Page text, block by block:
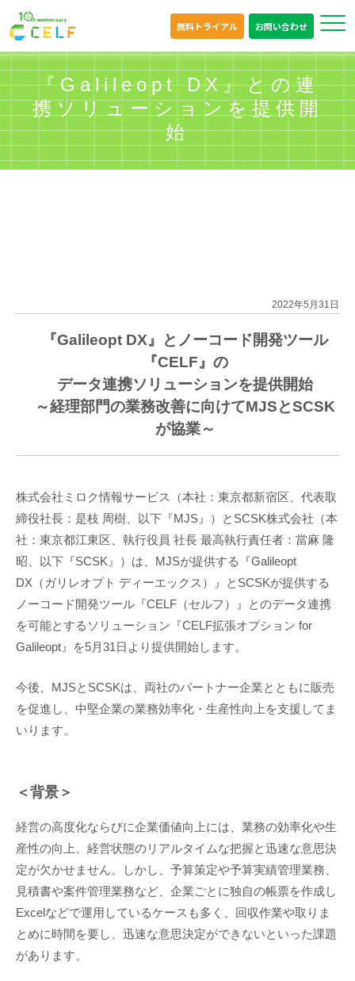
無料トライアル お問い合わせ
『Galileopt DX』との連
携ソリューションを提供開
始
2022年5月31日
『Galileopt DX』とノーコード開発ツール
『CELF』の
データ連携ソリューションを提供開始
～経理部門の業務改善に向けてMJSとSCSK
が協業～
株式会社ミロク情報サービス（本社：東京都新宿区、代表取
締役社長：是枝 周樹、以下『MJS』）とSCSK株式会社（本
社：東京都江東区、執行役員 社長 最高執行責任者：當麻 隆
昭、以下『SCSK』）は、MJSが提供する『Galileopt
DX（ガリレオプト ディーエックス）』とSCSKが提供する
ノーコード開発ツール『CELF（セルフ）』とのデータ連携
を可能とするソリューション『CELF拡張オプション for
Galileopt』を5月31日より提供開始します。
今後、MJSとSCSKは、両社のパートナー企業とともに販売
を促進し、中堅企業の業務効率化・生産性向上を支援してま
いります。
＜背景＞
経営の高度化ならびに企業価値向上には、業務の効率化や生
産性の向上、経営状態のリアルタイムな把握と迅速な意思決
定が欠かせません。しかし、予算策定や予算実績管理業務、
見積書や案件管理業務など、企業ごとに独自の帳票を作成し
Excelなどで運用しているケースも多く、回収作業や取りま
とめに時間を要し、迅速な意思決定ができないといった課題
があります。